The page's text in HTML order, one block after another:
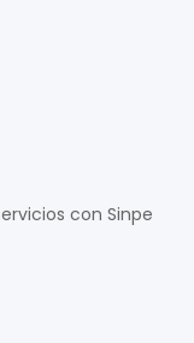
con Sinpe